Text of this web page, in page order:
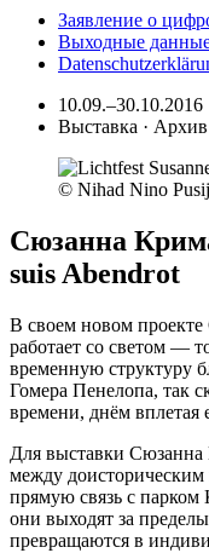
Заявление о
Выходные
10.09.–30.10.2016
Выставка · Архив
© Nihad Nino
Сюзанна
suis Abendrot
В своем новом
работает со светом —
временную структуру
Гомера Пенелопа, так
времени, днём вплетая
Для выставки Сюзанна
между
прямую связь с парком
они выходят за
превращаются в